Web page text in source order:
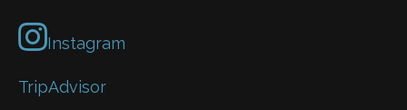
Instagram
TripAdvisor